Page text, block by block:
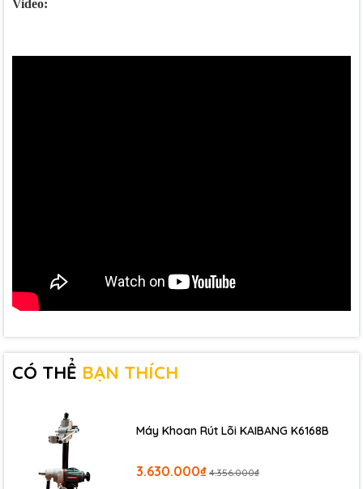
Video:
CÓ THỂ BẠN THÍCH
Máy Khoan Rút Lõi KAIBANG K6168B
3.630.000₫ 4.356.000₫